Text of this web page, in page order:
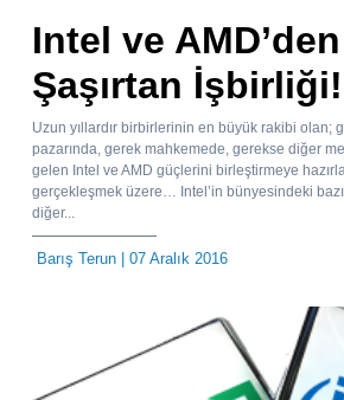
Intel ve AMD’den
Şaşırtan İşbirliği!
Uzun yıllardır birbirlerinin en büyük rakibi olan;
pazarında, gerek mahkemede, gerekse diğer
gelen Intel ve AMD güçlerini birleştirmeye
gerçekleşmek üzere… Intel’in bünyesindeki
diğer...
Barış Terun | 07 Aralık 2016